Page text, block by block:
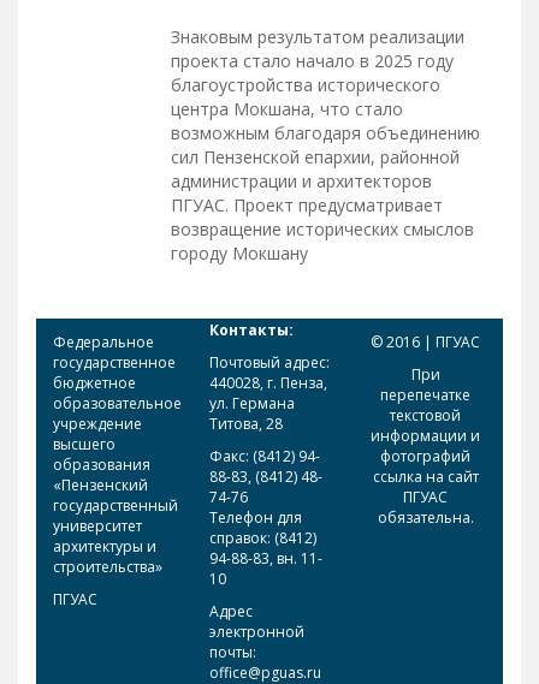
Знаковым результатом реализации
проекта стало начало в 2025 году
благоустройства исторического
центра Мокшана, что стало
возможным благодаря объединению
сил Пензенской епархии, районной
администрации и архитекторов
ПГУАС. Проект предусматривает
возвращение исторических смыслов
городу Мокшану
Федеральное
государственное
бюджетное
образовательное
учреждение
высшего
образования
«Пензенский
государственный
университет
архитектуры и
строительства»
ПГУАС
Контакты:
Почтовый адрес:
440028, г. Пенза,
ул. Германа
Титова, 28
Факс: (8412) 94-
88-83, (8412) 48-
74-76
Телефон для
справок: (8412)
94-88-83, вн. 11-
10
Адрес
электронной
почты:
office@pguas.ru
© 2016 | ПГУАС
При
перепечатке
текстовой
информации и
фотографий
ссылка на сайт
ПГУАС
обязательна.